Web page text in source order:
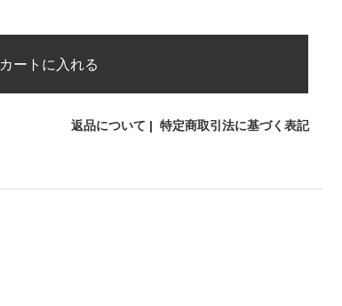
カートに入れる
返品について | 特定商取引法に基づく表記